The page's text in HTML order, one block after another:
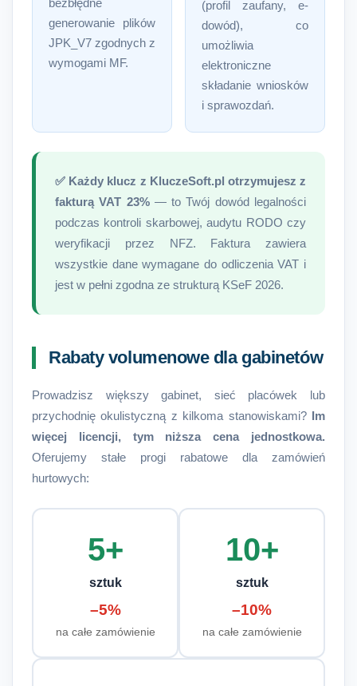
bezbłędne
generowanie plików
JPK_V7 zgodnych z
wymogami MF.
(profil zaufany, e-
dowód), co
umożliwia
elektroniczne
składanie wniosków
i sprawozdań.
✅ Każdy klucz z KluczeSoft.pl otrzymujesz z
fakturą VAT 23%— to Twój dowód legalności
podczas kontroli skarbowej, audytu RODO czy
weryfikacji przez NFZ. Faktura zawiera
wszystkie dane wymagane do odliczenia VAT i
jest w pełni zgodna ze strukturą KSeF 2026.
Rabaty volumenowe dla gabinetów
Prowadzisz większy gabinet, sieć placówek lub
przychodnię okulistyczną z kilkoma stanowiskami? Im
więcej licencji, tym niższa cena jednostkowa.
Oferujemy stałe progi rabatowe dla zamówień
hurtowych:
5+
sztuk
–5%
na całe zamówienie
10+
sztuk
–10%
na całe zamówienie